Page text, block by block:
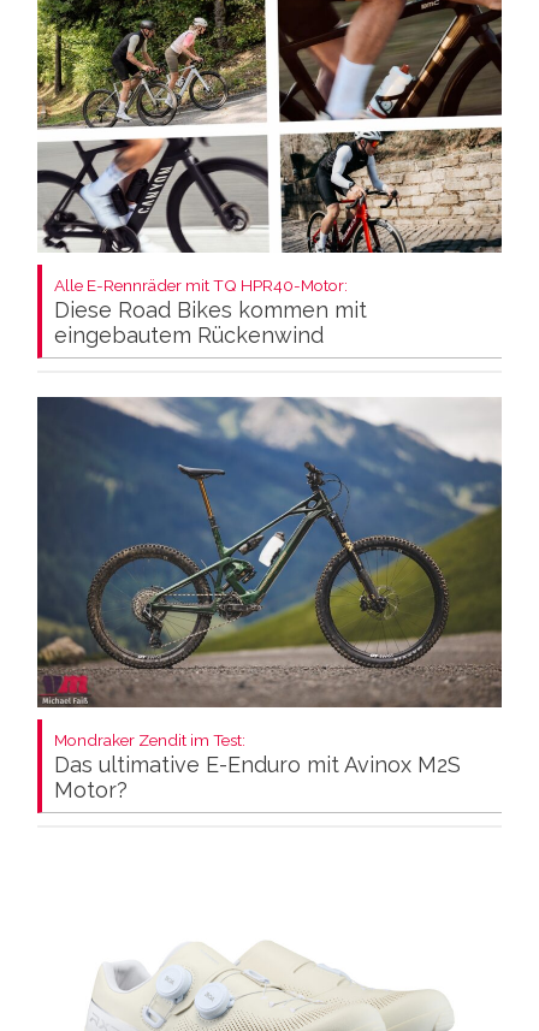
Alle E-Rennräder mit TQ HPR40-Motor:
Diese Road Bikes kommen mit
eingebautem Rückenwind
Mondraker Zendit im Test:
Das ultimative E-Enduro mit Avinox M2S
Motor?